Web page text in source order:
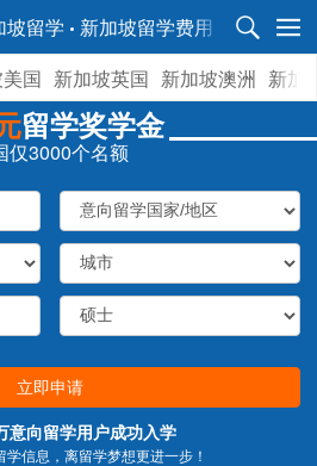
坡留学
新加坡留学费用
国 新加坡英国 新加坡澳洲 新加
留学奖学金
仅3000个名额
立即申请
意向留学用户成功入学
信息，离留学梦想更进一步！